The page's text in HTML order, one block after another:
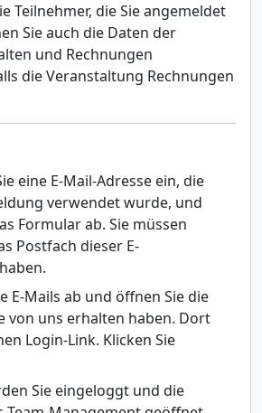
Teilnehmer, die Sie angemeldet
Sie auch die Daten der
und Rechnungen
die Veranstaltung Rechnungen
eine E-Mail-Adresse ein, die
verwendet wurde, und
Formular ab. Sie müssen
Postfach dieser E-
E-Mails ab und öffnen Sie die
von uns erhalten haben. Dort
Login-Link. Klicken Sie
Sie eingeloggt und die